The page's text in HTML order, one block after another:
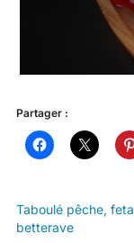
Partager :
Taboulé pêche,
betterave